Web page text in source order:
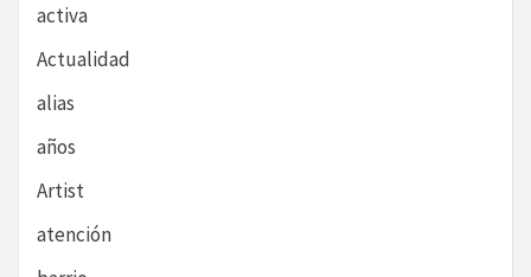
activa
Actualidad
alias
años
Artist
atención